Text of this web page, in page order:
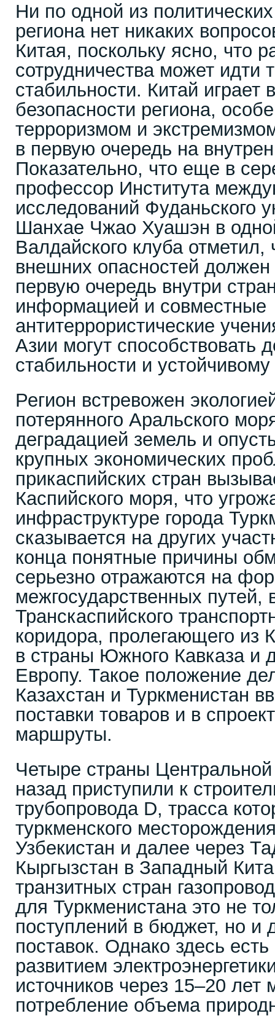
Ни по одной из
региона нет никаких
Китая, поскольку ясно, что
сотрудничества может идти
стабильности. Китай играет
безопасности региона,
терроризмом и
в первую очередь на
Показательно, что еще в
профессор Института
исследований Фуданьского
Шанхае Чжао Хуашэн в
Валдайского клуба отметил,
внешних опасностей должен
первую очередь внутри
информацией и совместные
антитеррористические
Азии могут способствовать
стабильности и
Регион встревожен
потерянного Аральского
деградацией земель и
крупных экономических
прикаспийских стран
Каспийского моря, что
инфраструктуре города
сказывается на других
конца понятные причины
серьезно отражаются на
межгосударственных путей,
Транскаспийского
коридора, пролегающего из
в страны Южного Кавказа и
Европу. Такое положение
Казахстан и Туркменистан
поставки товаров и в
маршруты.
Четыре страны
назад приступили к
трубопровода D, трасса
туркменского
Узбекистан и далее через
Кыргызстан в Западный
транзитных стран
для Туркменистана это не
поступлений в бюджет, но и
поставок. Однако здесь
развитием
источников через 15–20 лет
потребление объема